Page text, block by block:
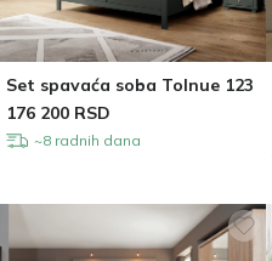
Set spavaća soba Tolnue 123
176 200 RSD
~8 radnih dana